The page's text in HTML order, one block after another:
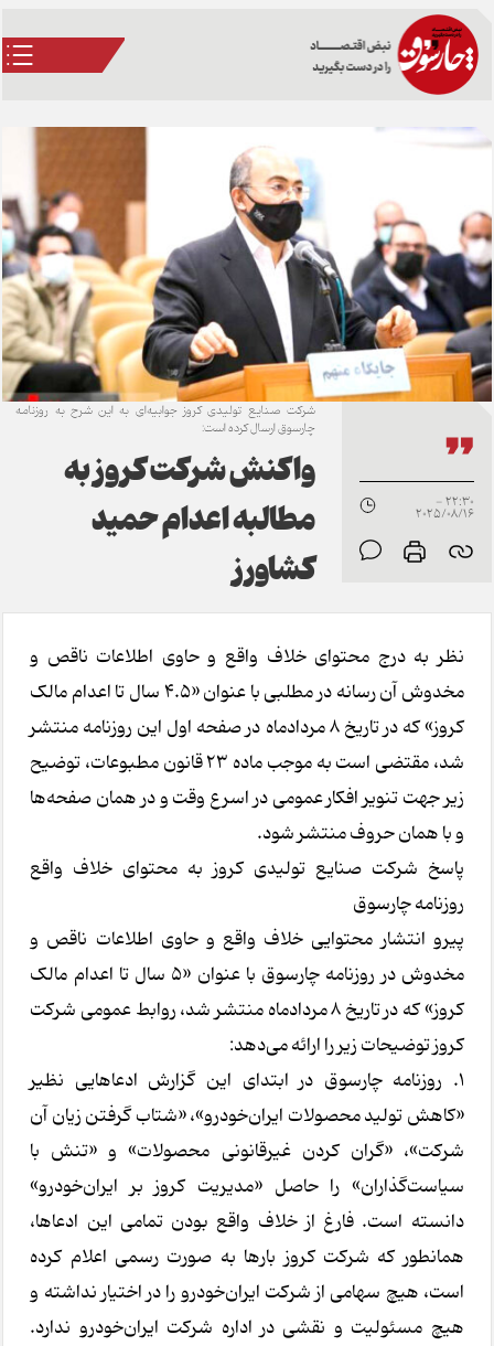
22:30 -
2025/08/16
شرکت صنایع تولیدی کروز جوابیه‌ای به این شرح به روزنامه
چارسوق ارسال کرده است:
واکنش شرکت کروز به
مطالبه اعدام حمید
کشاورز
نظر به درج محتوای خلاف واقع و حاوی اطلاعات ناقص و
مخدوش آن رسانه در مطلبی با عنوان «۴.۵ سال تا اعدام مالک
کروز» که در تاریخ 8 مردادماه در صفحه اول این روزنامه منتشر
شد، مقتضی است به موجب ماده 23 قانون مطبوعات، توضیح
زیر جهت تنویر افکار عمومی در اسرع وقت و در همان صفحه‌ها
و با همان حروف منتشر شود.
پاسخ شرکت صنایع تولیدی کروز به محتوای خلاف واقع
روزنامه چارسوق
پیرو انتشار محتوایی خلاف واقع و حاوی اطلاعات ناقص و
مخدوش در روزنامه چارسوق با عنوان «۵ سال تا اعدام مالک
کروز» که در تاریخ 8 مردادماه منتشر شد، روابط عمومی شرکت
کروز توضیحات زیر را ارائه می‌دهد:
1. روزنامه چارسوق در ابتدای این گزارش ادعاهایی نظیر
«کاهش تولید محصولات ایران‌خودرو»، «شتاب گرفتن زیان آن
شرکت»، «گران کردن غیرقانونی محصولات» و «تنش با
سیاست‌گذاران» را حاصل «مدیریت کروز بر ایران‌خودرو»
دانسته است. فارغ از خلاف واقع بودن تمامی این ادعاها،
همانطور که شرکت کروز بارها به صورت رسمی اعلام کرده
است، هیچ سهامی از شرکت ایران‌خودرو را در اختیار نداشته و
هیچ مسئولیت و نقشی در اداره شرکت ایران‌خودرو ندارد.